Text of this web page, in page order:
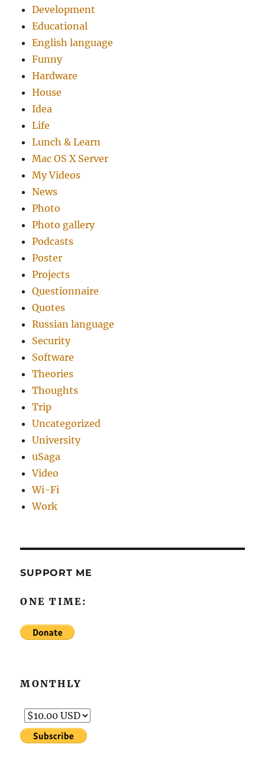
Development
Educational
English language
Funny
Hardware
House
Idea
Life
Lunch & Learn
Mac OS X Server
My Videos
News
Photo
Photo gallery
Podcasts
Poster
Projects
Questionnaire
Quotes
Russian language
Security
Software
Theories
Thoughts
Trip
Uncategorized
University
uSaga
Video
Wi-Fi
Work
SUPPORT ME
ONE TIME:
MONTHLY